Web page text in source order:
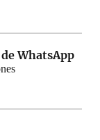
WhatsApp